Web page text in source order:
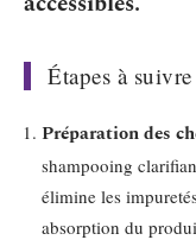
Étapes à
Préparation des
shampooing
élimine les
absorption du